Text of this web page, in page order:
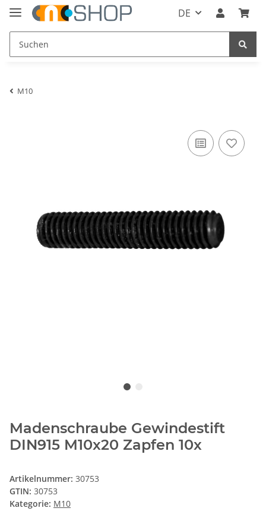
DE
M10
Madenschraube Gewindestift
DIN915 M10x20 Zapfen 10x
Artikelnummer: 30753
GTIN: 30753
Kategorie: M10